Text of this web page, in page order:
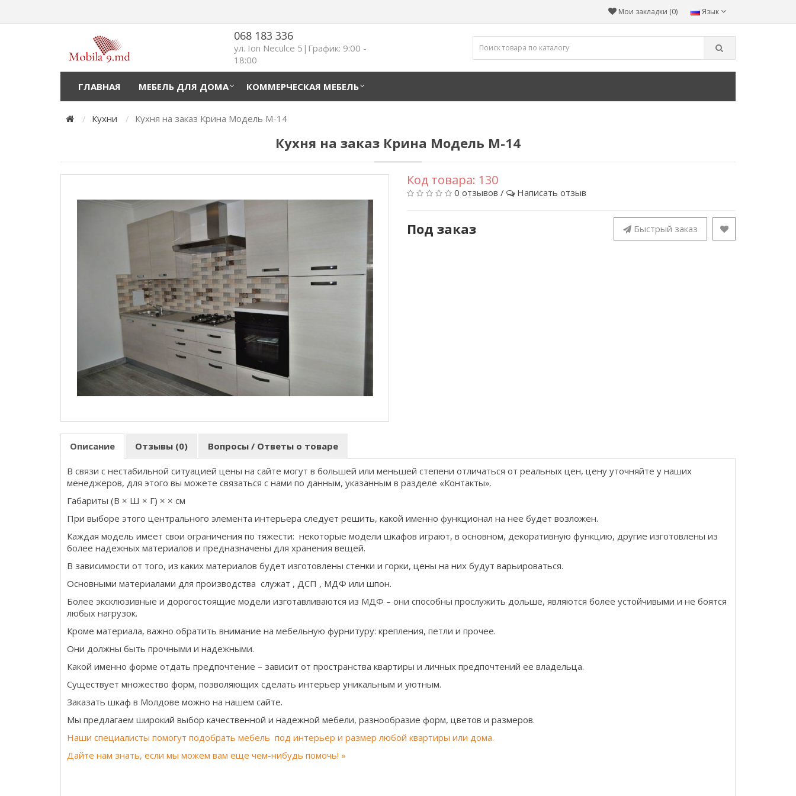
Язык
Мои закладки (0)
068 183 336
ул. Ion Neculce 5|График: 9:00 -
18:00
ГЛАВНАЯ МЕБЕЛЬ ДЛЯ ДОМА КОММЕРЧЕСКАЯ МЕБЕЛЬ
Кухни Кухня на заказ Крина Модель M-14
Кухня на заказ Крина Модель M-14
Код товара: 130
0 отзывов / Написать отзыв
Под заказ Быстрый заказ
Описание Отзывы (0) Вопросы / Ответы о товаре
В связи с нестабильной ситуацией цены на сайте могут в большей или меньшей степени отличаться от реальных цен, цену уточняйте у наших
менеджеров, для этого вы можете связаться с нами по данным, указанным в разделе «Контакты».
Габариты (В × Ш × Г) × × см
При выборе этого центрального элемента интерьера следует решить, какой именно функционал на нее будет возложен.
Каждая модель имеет свои ограничения по тяжести: некоторые модели шкафов играют, в основном, декоративную функцию, другие изготовлены из
более надежных материалов и предназначены для хранения вещей.
В зависимости от того, из каких материалов будет изготовлены стенки и горки, цены на них будут варьироваться.
Основными материалами для производства служат , ДСП , МДФ или шпон.
Более эксклюзивные и дорогостоящие модели изготавливаются из МДФ – они способны прослужить дольше, являются более устойчивыми и не боятся
любых нагрузок.
Кроме материала, важно обратить внимание на мебельную фурнитуру: крепления, петли и прочее.
Они должны быть прочными и надежными.
Какой именно форме отдать предпочтение – зависит от пространства квартиры и личных предпочтений ее владельца.
Существует множество форм, позволяющих сделать интерьер уникальным и уютным.
Заказать шкаф в Молдове можно на нашем сайте.
Мы предлагаем широкий выбор качественной и надежной мебели, разнообразие форм, цветов и размеров.
Наши специалисты помогут подобрать мебель под интерьер и размер любой квартиры или дома.
Дайте нам знать, если мы можем вам еще чем-нибудь помочь! »